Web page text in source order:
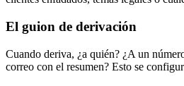
El guion de derivación
Cuando deriva, ¿a quién? ¿A un
correo con el resumen? Esto se